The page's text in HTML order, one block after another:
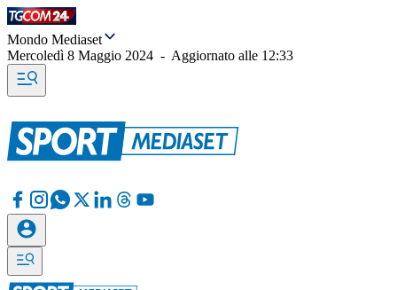
Mondo Mediaset
Mercoledì 8 Maggio 2024 - Aggiornato alle 12:33